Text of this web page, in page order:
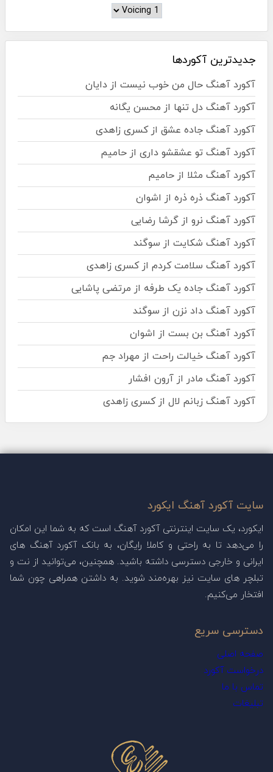
جدیدترین آکوردها
آکورد آهنگ حال من خوب نیست از دایان
آکورد آهنگ دل تنها از محسن یگانه
آکورد آهنگ جاده عشق از کسری زاهدی
آکورد آهنگ تو عشقشو داری از حامیم
آکورد آهنگ مثلا از حامیم
آکورد آهنگ ذره ذره از اشوان
آکورد آهنگ نرو از گرشا رضایی
آکورد آهنگ شکایت از سوگند
آکورد آهنگ سلامت کردم از کسری زاهدی
آکورد آهنگ جاده یک طرفه از مرتضی پاشایی
آکورد آهنگ داد نزن از سوگند
آکورد آهنگ بن بست از اشوان
آکورد آهنگ خیالت راحت از مهراد جم
آکورد آهنگ مادر از آرون افشار
آکورد آهنگ زبانم لال از کسری زاهدی
سایت آکورد آهنگ ایکورد
ایکورد، یک سایت اینترنتی آکورد آهنگ است که به شما این امکان
را می‌دهد تا به راحتی و کاملا رایگان، به بانک آکورد آهنگ های
ایرانی و خارجی دسترسی داشته باشید. همچنین، می‌توانید از نت و
تبلچر های سایت نیز بهره‌مند شوید. به داشتن همراهی چون شما
افتخار می‌کنیم.
دسترسی سریع
صفحه اصلی
درخواست آکورد
تماس با ما
تبلیغات